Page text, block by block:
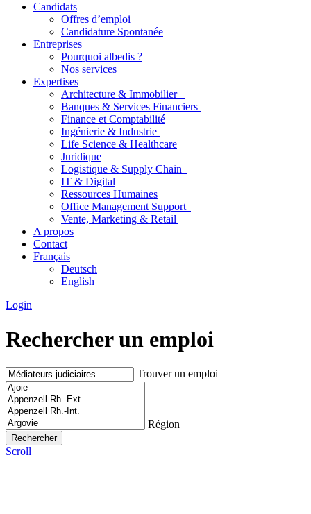
Candidats
Offres d’emploi
Candidature Spontanée
Entreprises
Pourquoi albedis ?
Nos services
Expertises
Architecture & Immobilier
Banques & Services Financiers
Finance et Comptabilité
Ingénierie & Industrie
Life Science & Healthcare
Juridique
Logistique & Supply Chain
IT & Digital
Ressources Humaines
Office Management Support
Vente, Marketing & Retail
A propos
Contact
Français
Deutsch
English
Login
Rechercher un emploi
Trouver un emploi
Région
Scroll